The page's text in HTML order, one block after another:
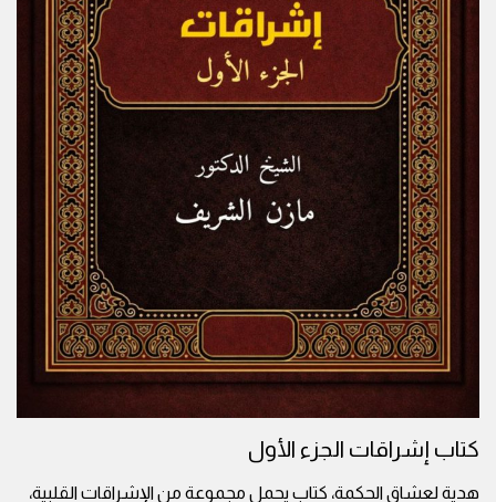
كتاب إشراقات الجزء الأول
هدية لعشاق الحكمة، كتاب يحمل مجموعة من الإشراقات القلبية،